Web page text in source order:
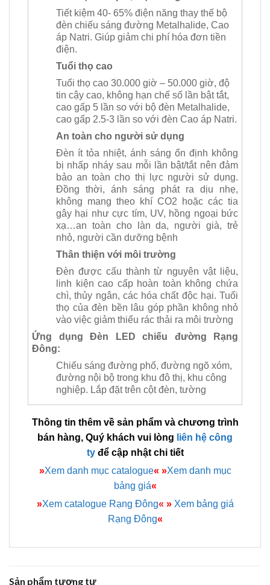
Tiết kiệm 40- 65% điện năng thay thế bộ
đèn chiếu sáng đường Metalhalide, Cao
áp Natri. Giúp giảm chi phí hóa đơn tiền
điện.
Tuổi thọ cao
Tuổi thọ cao 30.000 giờ – 50.000 giờ, độ
tin cậy cao, không hạn chế số lần bật tắt,
cao gấp 5 lần so với bộ đèn Metalhalide,
cao gấp 2.5-3 lần so với đèn Cao áp Natri.
An toàn cho người sử dụng
Đèn ít tỏa nhiệt, ánh sáng ổn định không
bị nhấp nháy sau mỗi lần bật/tắt nên đảm
bảo an toàn cho thị lực người sử dụng.
Đồng thời, ánh sáng phát ra dịu nhẹ,
không mang theo khí CO2 hoặc các tia
gây hại như cực tím, UV, hồng ngoại bức
xạ…an toàn cho làn da, người già, trẻ
nhỏ, người cần dưỡng bệnh
Thân thiện với môi trường
Đèn được cấu thành từ nguyên vật liệu,
linh kiện cao cấp hoàn toàn không chứa
chì, thủy ngân, các hóa chất độc hại. Tuổi
thọ của đèn bền lâu góp phần không nhỏ
vào việc giảm thiểu rác thải ra môi trường
Ứng dụng Đèn LED chiếu đường Rạng
Đông:
Chiếu sáng đường phố, đường ngõ xóm,
đường nội bộ trong khu đô thị, khu công
nghiệp. Lắp đặt trên cột đèn, tường
Thông tin thêm về sản phẩm và chương trình
bán hàng, Quý khách vui lòng liên hệ công
tyđể cập nhật chi tiết
»Xem danh mục catalogue« »Xem danh mục
bảng giá«
»Xem catalogue Rạng Đông« »Xem bảng giá
Rạng Đông«
Sản phẩm tương tự